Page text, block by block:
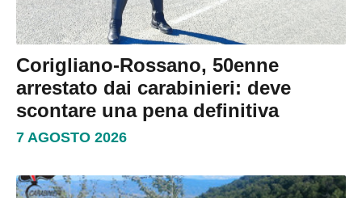
Corigliano-Rossano, 50enne
arrestato dai carabinieri: deve
scontare una pena definitiva
7 AGOSTO 2026